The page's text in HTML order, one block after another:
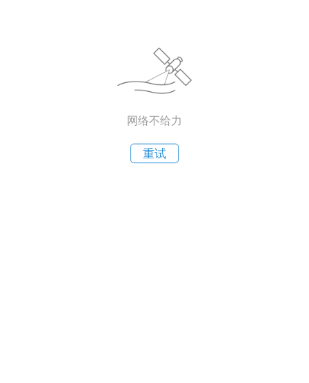
网络不给力
重试